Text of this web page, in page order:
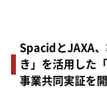
SpacidとJAXA
き」を活用した
事業共同実証を